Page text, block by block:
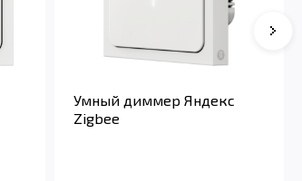
Умный диммер Яндекс
Zigbee